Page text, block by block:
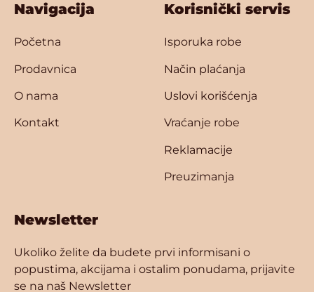
Navigacija
Početna
Prodavnica
O nama
Kontakt
Korisnički servis
Isporuka robe
Način plaćanja
Uslovi korišćenja
Vraćanje robe
Reklamacije
Preuzimanja
Newsletter
Ukoliko želite da budete prvi informisani o
popustima, akcijama i ostalim ponudama, prijavite
se na naš Newsletter